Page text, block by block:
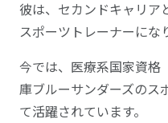
彼は、セカンドキャリア
スポーツトレーナーにな
今では、医療系国家資
庫ブルーサンダーズのス
て活躍されています。